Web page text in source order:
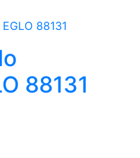
88131